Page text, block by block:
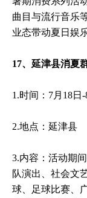
曲目与流行音乐
业态带动夏日娱
17、延津县消夏
1.时间：7月18日-
2.地点：延津县
3.内容：活动期
队演出、社会文
球、足球比赛、